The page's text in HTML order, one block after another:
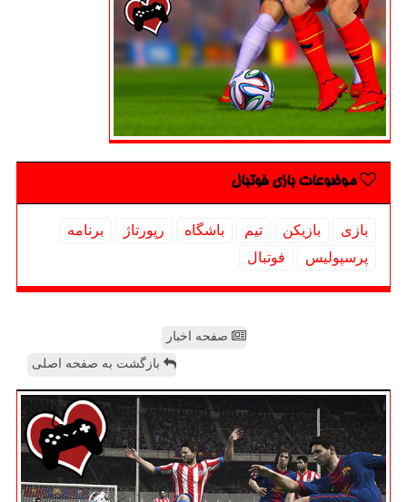
موضوعات بازی فوتبال
بازی بازیكن تیم باشگاه رپورتاژ
برنامه
پرسپولیس
فوتبال
صفحه اخبار
بازگشت به صفحه اصلی